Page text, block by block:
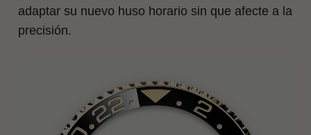
adaptar su nuevo huso horario sin que afecte a la
precisión.